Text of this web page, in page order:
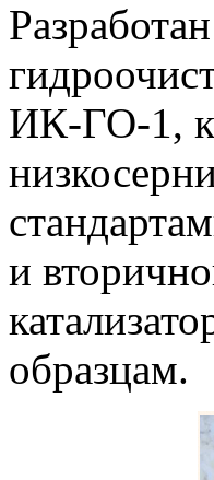
ИК-ГО-1,
и
образцам.